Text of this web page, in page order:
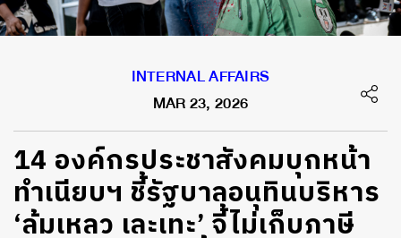
INTERNAL AFFAIRS
MAR 23, 2026
14 องค์กรประชาสังคมบุกหน้า
ทำเนียบฯ ชี้รัฐบาลอนุทินบริหาร
‘ล้มเหลว เละเทะ’ จี้ไม่เก็บภาษี